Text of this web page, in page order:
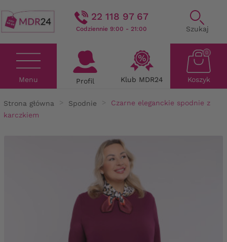
22 118 97 67
Codziennie 9:00 - 21:00 Szukaj
Menu Profil Klub MDR24 Koszyk
0
Strona główna Spodnie
Czarne eleganckie spodnie z
karczkiem